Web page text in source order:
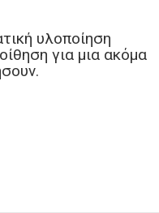
υλοποίηση
για μια ακόμα